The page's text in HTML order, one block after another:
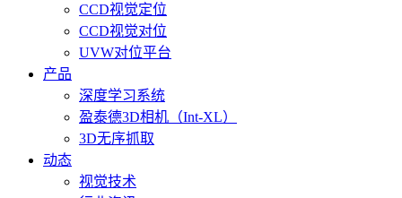
CCD视觉定位
CCD视觉对位
UVW对位平台
产品
深度学习系统
盈泰德3D相机（Int-XL）
3D无序抓取
动态
视觉技术